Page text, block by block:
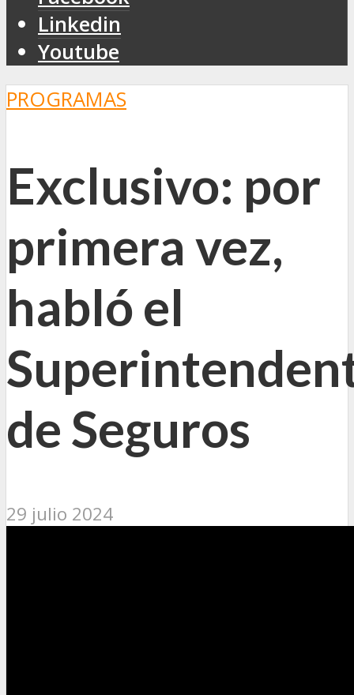
Linkedin
Youtube
PROGRAMAS
Exclusivo: por
primera vez,
habló el
de Seguros
29 julio 2024